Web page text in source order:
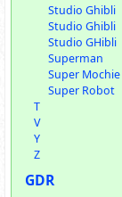
Studio Ghibli
Studio Ghibli
Studio GHibli
Superman
Super Mochie
Super Robot
T
V
Y
Z
GDR